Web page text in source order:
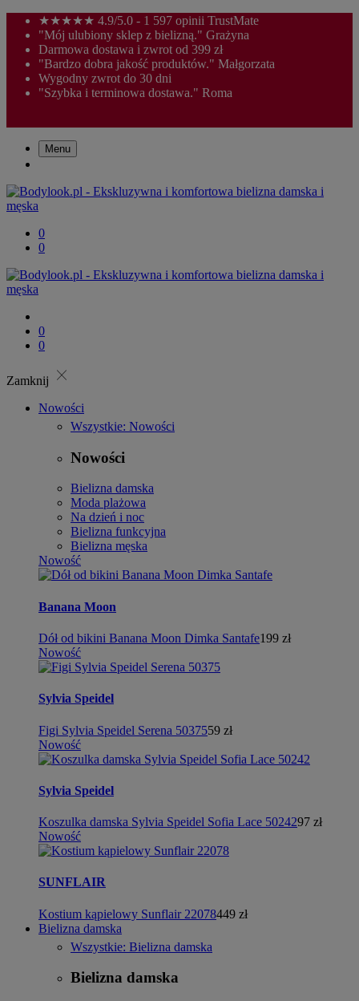
★★★★★ 4.9/5.0 - 1 597 opinii TrustMate
"Mój ulubiony sklep z bielizną." Grażyna
Darmowa dostawa i zwrot od 399 zł
"Bardzo dobra jakość produktów." Małgorzata
Wygodny zwrot do 30 dni
"Szybka i terminowa dostawa." Roma
Menu
0
0
0
0
Zamknij close
Nowości
Wszystkie: Nowości
Nowości
Bielizna damska
Moda plażowa
Na dzień i noc
Bielizna funkcyjna
Bielizna męska
Nowość
Banana Moon
Dół od bikini Banana Moon Dimka Santafe199 zł
Nowość
Sylvia Speidel
Figi Sylvia Speidel Serena 5037559 zł
Nowość
Sylvia Speidel
Koszulka damska Sylvia Speidel Sofia Lace 5024297 zł
Nowość
SUNFLAIR
Kostium kąpielowy Sunflair 22078449 zł
Bielizna damska
Wszystkie: Bielizna damska
Bielizna damska